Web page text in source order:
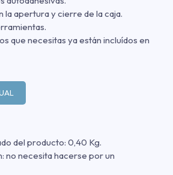
la apertura y cierre de la caja.
que necesitas ya están incluídos en
del producto: 0,40 Kg.
no necesita hacerse por un